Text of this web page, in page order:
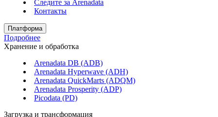
Следите за Аrenadata
Контакты
Платформа
Подробнее
Хранение и обработка
Arenadata DB (ADB)
Arenadata Hyperwave (ADH)
Arenadata QuickMarts (ADQM)
Arenadata Prosperity (ADP)
Picodata (PD)
Загрузка и трансформация